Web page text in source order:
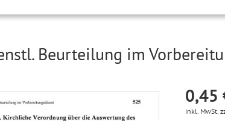
Beurteilung im
0,45
inkl. MwSt.